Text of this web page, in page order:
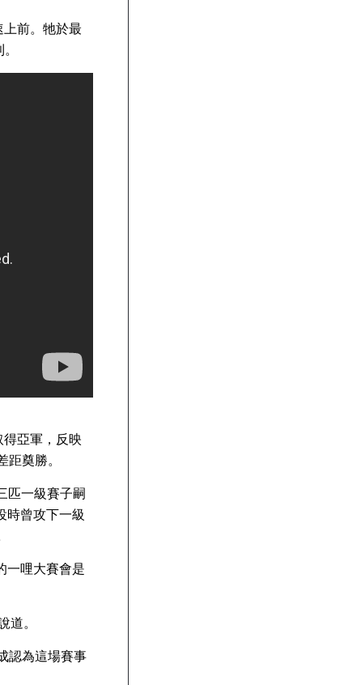
上前。牠於最
亞軍，反映
奠勝。
匹一級賽子嗣
時曾攻下一級
一哩大賽會是
道。
認為這場賽事